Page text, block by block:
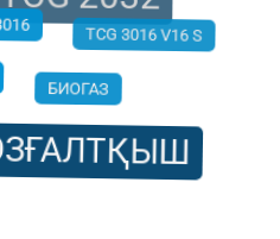
TCG 3016 V16 S
БИОГАЗ